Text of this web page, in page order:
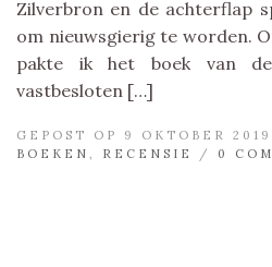
Zilverbron en de achterflap
om nieuwsgierig te worden.
pakte ik het boek van
vastbesloten […]
GEPOST OP 9 OKTOBER
BOEKEN
RECENSIE / 0